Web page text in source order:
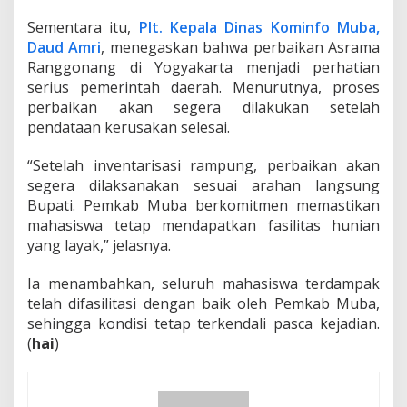
Sementara itu, Plt. Kepala Dinas Kominfo Muba,
Daud Amri, menegaskan bahwa perbaikan Asrama
Ranggonang di Yogyakarta menjadi perhatian
serius pemerintah daerah. Menurutnya, proses
perbaikan akan segera dilakukan setelah
pendataan kerusakan selesai.
“Setelah inventarisasi rampung, perbaikan akan
segera dilaksanakan sesuai arahan langsung
Bupati. Pemkab Muba berkomitmen memastikan
mahasiswa tetap mendapatkan fasilitas hunian
yang layak,” jelasnya.
Ia menambahkan, seluruh mahasiswa terdampak
telah difasilitasi dengan baik oleh Pemkab Muba,
sehingga kondisi tetap terkendali pasca kejadian.
(hai)